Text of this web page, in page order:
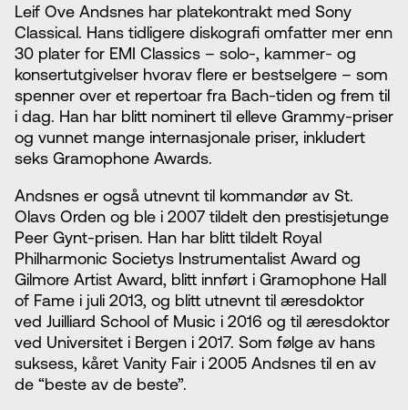
Leif Ove Andsnes har platekontrakt med Sony
Classical. Hans tidligere diskografi omfatter mer enn
30 plater for EMI Classics – solo-, kammer- og
konsertutgivelser hvorav flere er bestselgere – som
spenner over et repertoar fra Bach-tiden og frem til
i dag. Han har blitt nominert til elleve Grammy-priser
og vunnet mange internasjonale priser, inkludert
seks Gramophone Awards.
Andsnes er også utnevnt til kommandør av St.
Olavs Orden og ble i 2007 tildelt den prestisjetunge
Peer Gynt-prisen. Han har blitt tildelt Royal
Philharmonic Societys Instrumentalist Award og
Gilmore Artist Award, blitt innført i Gramophone Hall
of Fame i juli 2013, og blitt utnevnt til æresdoktor
ved Juilliard School of Music i 2016 og til æresdoktor
ved Universitet i Bergen i 2017. Som følge av hans
suksess, kåret Vanity Fair i 2005 Andsnes til en av
de “beste av de beste”.